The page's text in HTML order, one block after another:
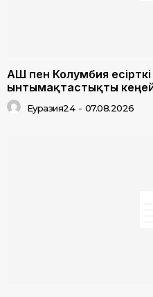
АҚШ пен Колумбия
ынтымақтастықты
Еуразия24 - 07.08.2026